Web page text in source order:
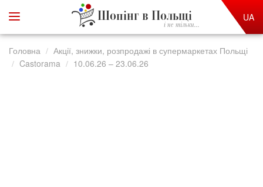
Шопінг в Польщі
і не тільки...
UA
Головна
Акції, знижки, розпродажі в супермаркетах Польщі
Castorama
10.06.26 – 23.06.26